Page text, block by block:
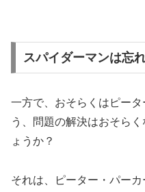
スパイダーマンは忘
一方で、おそらくはピー
う、問題の解決はおそら
ょうか？
それは、ピーター・パー